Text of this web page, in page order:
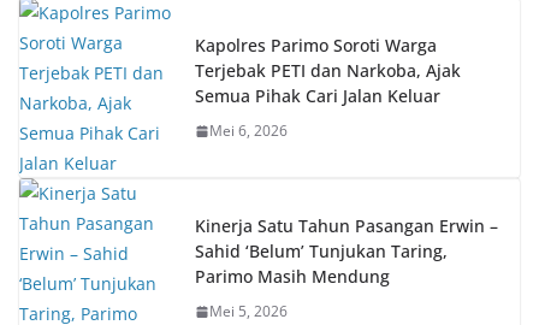
Kapolres Parimo Soroti Warga
Terjebak PETI dan Narkoba, Ajak
Semua Pihak Cari Jalan Keluar
Mei 6, 2026
Kinerja Satu Tahun Pasangan Erwin –
Sahid ‘Belum’ Tunjukan Taring,
Parimo Masih Mendung
Mei 5, 2026